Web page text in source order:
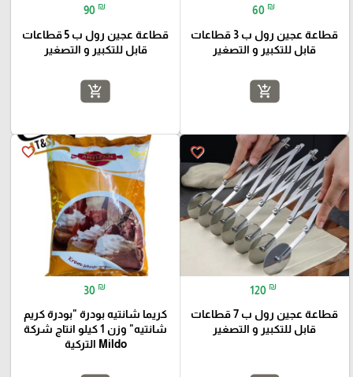
60 ₪
قطاعة عجين رول ب 3 قطاعات
قابل للتكبير و التصغير
add_shopping_cart
90 ₪
قطاعة عجين رول ب 5 قطاعات
قابل للتكبير و التصغير
add_shopping_cart
favorite_border
120 ₪
قطاعة عجين رول ب 7 قطاعات
قابل للتكبير و التصغير
favorite_border
30 ₪
كريما شانتيه بودرة "بودرة كريم
شانتيه" وزن 1 كيلو انتاج شركة
Mildo التركية